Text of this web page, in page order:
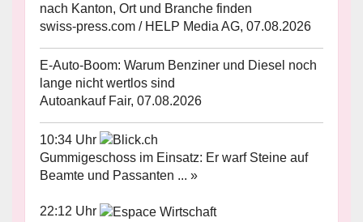
nach Kanton, Ort und Branche finden
swiss-press.com / HELP Media AG, 07.08.2026
E-Auto-Boom: Warum Benziner und Diesel noch
lange nicht wertlos sind
Autoankauf Fair, 07.08.2026
10:34 Uhr
Gummigeschoss im Einsatz: Er warf Steine auf
Beamte und Passanten ... »
22:12 Uhr